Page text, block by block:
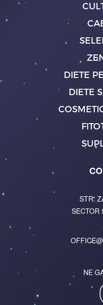
DIETE
DIETE
STR.
SECTOR
NE